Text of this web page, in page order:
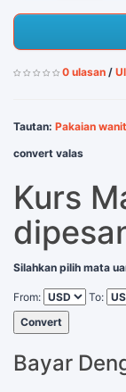
0 ulasan /
Tautan: Pakaian
convert valas
Kurs
Silahkan pilih mata
From: To:
Convert
Bayar